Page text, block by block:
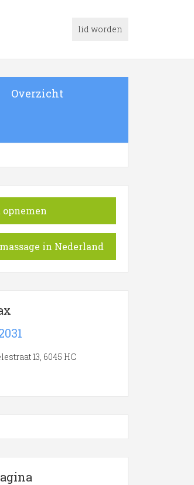
lid worden
Overzicht
in Nederland
13, 6045 HC